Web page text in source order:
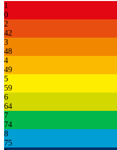
1
0
2
42
3
48
4
49
5
59
6
64
7
74
8
75